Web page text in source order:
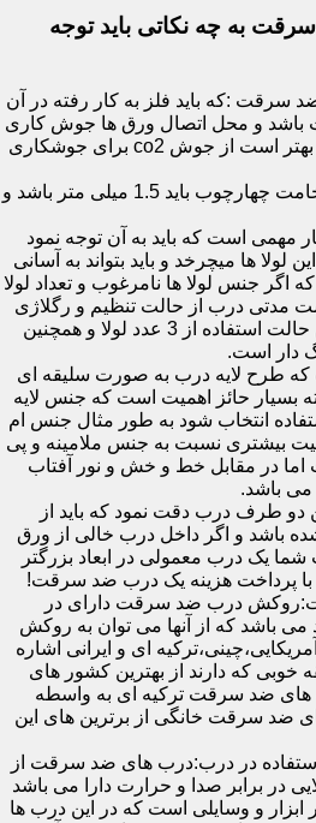
به چه نکاتی باید توجه
:که باید فلز به کار رفته در آن
باشد و محل اتصال ورق ها جوش کاری
مناسبی داشته باشند و بهتر است از جوش co2 برای جوشکاری
ضخامت چهارچوب:ضخامت چهارچوب باید 1.5 میلی متر باشد و
مهمی است که باید به آن توجه نمود
لولا ها میچرخد و باید بتواند به آسانی
اگر جنس لولا ها نامرغوب و تعداد لولا
مدتی درب از حالت تنظیم و رگلاژی
خارج میشود که بهترین حالت استفاده از 3 عدد لولا و همچنین
دار است.
طرح لایه درب به صورت سلیقه ای
بسیار حائز اهمیت است که جنس لایه
انتخاب شود به طور مثال جنس ام
بیشتری نسبت به جنس ملامینه و پی
در مقابل خط و خش و نور آفتاب
می باشد.
دو طرف درب دقت نمود که باید از
باشد و اگر داخل درب خالی از ورق
یک درب معمولی در ابعاد بزرگتر
با پرداخت هزینه یک درب ضد سرقت!
درب ضد سرقت دارای در
می باشد که از آنها می توان به روکش
ای و ایرانی اشاره
خوبی که دارند از بهترین کشور های
های ضد سرقت ترکیه ای به واسطه
ضد سرقت خانگی از برترین های این
در درب:درب های ضد سرقت از
در برابر صدا و حرارت دارا می باشد
ابزار و وسایلی است که در این درب ها